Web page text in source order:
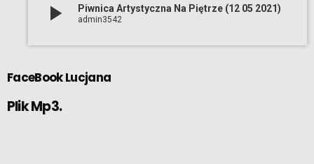
play_arrow Piwnica Artystyczna Na Piętrze (12 05 2021)
admin3542
FaceBook Lucjana
Plik Mp3.